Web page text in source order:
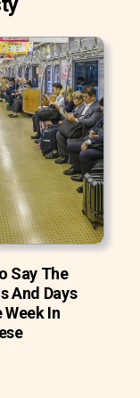
Say The
And Days
Week In